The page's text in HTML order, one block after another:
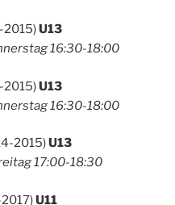
2015)U13
16:30-18:00
2015)U13
16:30-18:00
2015)U13
17:00-18:30
U11